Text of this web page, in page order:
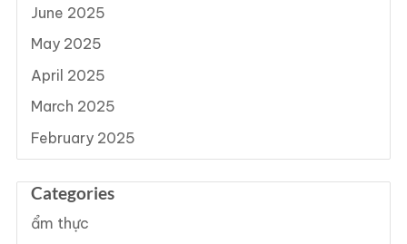
June 2025
May 2025
April 2025
March 2025
February 2025
Categories
ẩm thực